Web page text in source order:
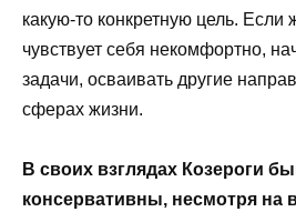
какую-то конкретную цель. Если
чувствует себя некомфортно,
задачи, осваивать другие
сферах жизни.
В своих взглядах Козероги
консервативны, несмотря на